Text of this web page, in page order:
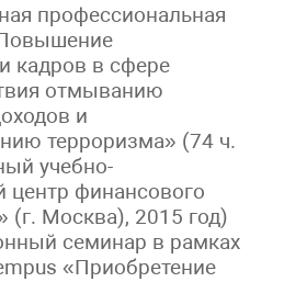
профессиональная
кадров в сфере
отмыванию
и
терроризма» (74 ч.
учебно-
центр финансового
(г. Москва), 2015 год)
семинар в рамках
«Приобретение